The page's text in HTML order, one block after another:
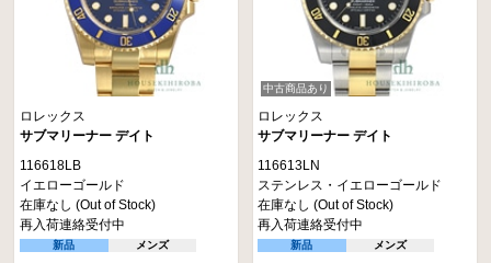
ロレックス
サブマリーナー デイト
116618LB
イエローゴールド
在庫なし (Out of Stock)
再入荷連絡受付中
新品 メンズ
中古商品あり
ロレックス
サブマリーナー デイト
116613LN
ステンレス・イエローゴールド
在庫なし (Out of Stock)
再入荷連絡受付中
新品 メンズ